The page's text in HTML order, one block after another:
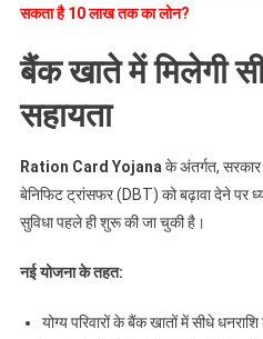
सकता है 10 लाख तक का लोन?
बैंक खाते में मिलेगी
सहायता
Ration Card Yojana के अंतर्गत,
बेनिफिट ट्रांसफर (DBT) को बढ़ावा देने पर
सुविधा पहले ही शुरू की जा चुकी है।
नईयोजनाकेतहत:
योग्य परिवारों के बैंक खातों में सीधे